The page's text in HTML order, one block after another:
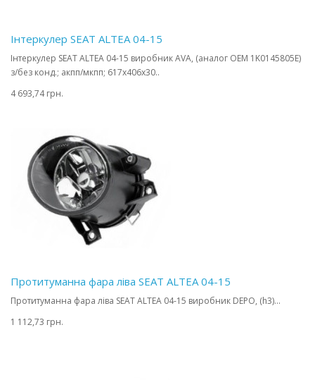
Інтеркулер SEAT ALTEA 04-15
Інтеркулер SEAT ALTEA 04-15 виробник AVA, (аналог OEM 1K0145805E)
з/без конд.; акпп/мкпп; 617x406x30..
4 693,74 грн.
Протитуманна фара ліва SEAT ALTEA 04-15
Протитуманна фара ліва SEAT ALTEA 04-15 виробник DEPO, (h3)...
1 112,73 грн.